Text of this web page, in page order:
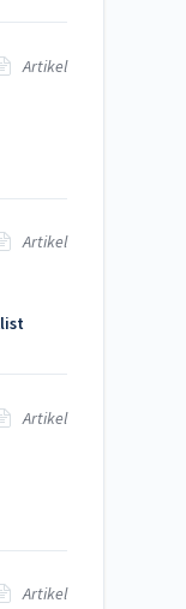
Artikel
Artikel
Artikel
Artikel